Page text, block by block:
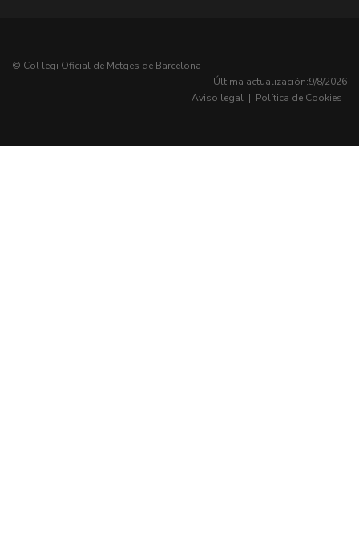
© Col·legi Oficial de Metges de Barcelona
Última actualización:9/8/2026
Aviso legal | Política de Cookies